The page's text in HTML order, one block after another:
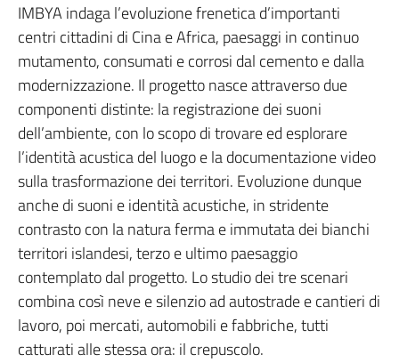
IMBYA indaga l’evoluzione frenetica d’importanti
centri cittadini di Cina e Africa, paesaggi in continuo
mutamento, consumati e corrosi dal cemento e dalla
modernizzazione. Il progetto nasce attraverso due
componenti distinte: la registrazione dei suoni
dell’ambiente, con lo scopo di trovare ed esplorare
l’identità acustica del luogo e la documentazione video
sulla trasformazione dei territori. Evoluzione dunque
anche di suoni e identità acustiche, in stridente
contrasto con la natura ferma e immutata dei bianchi
territori islandesi, terzo e ultimo paesaggio
contemplato dal progetto. Lo studio dei tre scenari
combina così neve e silenzio ad autostrade e cantieri di
lavoro, poi mercati, automobili e fabbriche, tutti
catturati alle stessa ora: il crepuscolo.